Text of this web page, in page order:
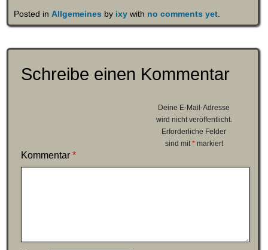
Posted in Allgemeines by ixywith no comments yet.
Schreibe einen Kommentar
Deine E-Mail-Adresse
wird nicht veröffentlicht.
Erforderliche Felder
sind mit *markiert
Kommentar *